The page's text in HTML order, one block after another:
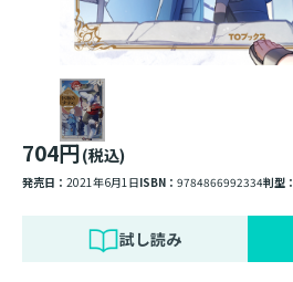
704円(税込)
発売日： 2021年6月1日ISBN： 9784866992334判型：
試し読み